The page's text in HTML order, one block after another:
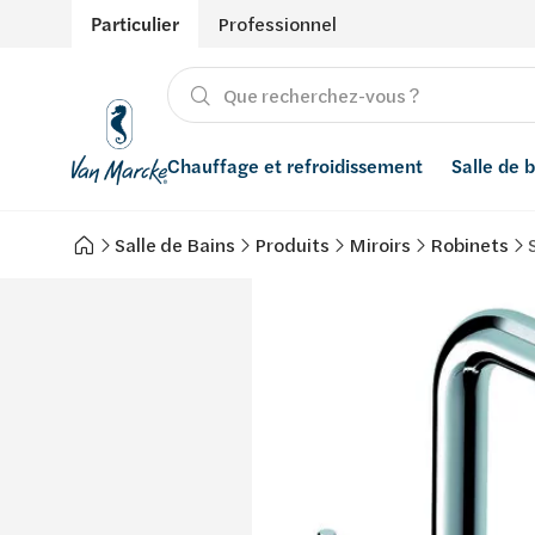
Particulier Professionnel
Chauffage et refroidissement
Chauffage
Salle de
Produits
Énergies renouvelables
Adoucisseurs d’eau
Salle de Bains Produits Miroirs Robinets